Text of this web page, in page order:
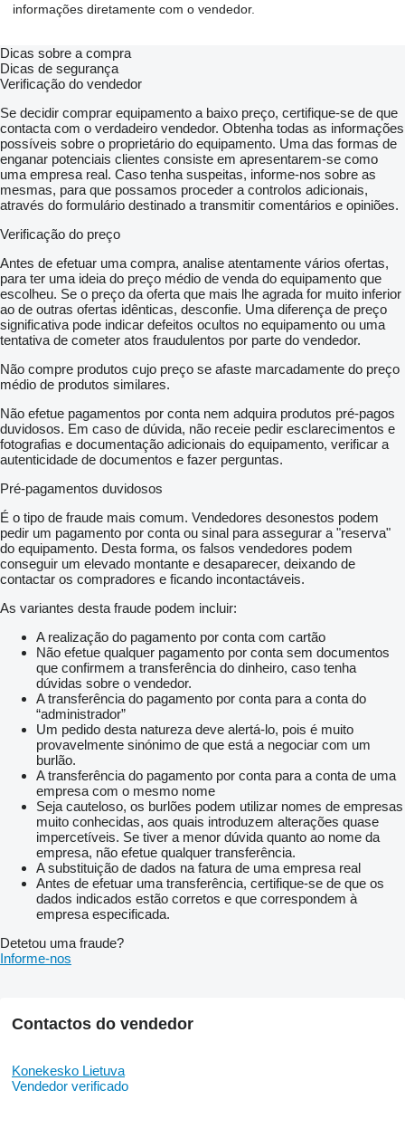
informações diretamente com o vendedor.
Dicas sobre a compra
Dicas de segurança
Verificação do vendedor
Se decidir comprar equipamento a baixo preço, certifique-se de que
contacta com o verdadeiro vendedor. Obtenha todas as informações
possíveis sobre o proprietário do equipamento. Uma das formas de
enganar potenciais clientes consiste em apresentarem-se como
uma empresa real. Caso tenha suspeitas, informe-nos sobre as
mesmas, para que possamos proceder a controlos adicionais,
através do formulário destinado a transmitir comentários e opiniões.
Verificação do preço
Antes de efetuar uma compra, analise atentamente vários ofertas,
para ter uma ideia do preço médio de venda do equipamento que
escolheu. Se o preço da oferta que mais lhe agrada for muito inferior
ao de outras ofertas idênticas, desconfie. Uma diferença de preço
significativa pode indicar defeitos ocultos no equipamento ou uma
tentativa de cometer atos fraudulentos por parte do vendedor.
Não compre produtos cujo preço se afaste marcadamente do preço
médio de produtos similares.
Não efetue pagamentos por conta nem adquira produtos pré-pagos
duvidosos. Em caso de dúvida, não receie pedir esclarecimentos e
fotografias e documentação adicionais do equipamento, verificar a
autenticidade de documentos e fazer perguntas.
Pré-pagamentos duvidosos
É o tipo de fraude mais comum. Vendedores desonestos podem
pedir um pagamento por conta ou sinal para assegurar a "reserva"
do equipamento. Desta forma, os falsos vendedores podem
conseguir um elevado montante e desaparecer, deixando de
contactar os compradores e ficando incontactáveis.
As variantes desta fraude podem incluir:
A realização do pagamento por conta com cartão
Não efetue qualquer pagamento por conta sem documentos
que confirmem a transferência do dinheiro, caso tenha
dúvidas sobre o vendedor.
A transferência do pagamento por conta para a conta do
“administrador”
Um pedido desta natureza deve alertá-lo, pois é muito
provavelmente sinónimo de que está a negociar com um
burlão.
A transferência do pagamento por conta para a conta de uma
empresa com o mesmo nome
Seja cauteloso, os burlões podem utilizar nomes de empresas
muito conhecidas, aos quais introduzem alterações quase
impercetíveis. Se tiver a menor dúvida quanto ao nome da
empresa, não efetue qualquer transferência.
A substituição de dados na fatura de uma empresa real
Antes de efetuar uma transferência, certifique-se de que os
dados indicados estão corretos e que correspondem à
empresa especificada.
Detetou uma fraude?
Informe-nos
Contactos do vendedor
Konekesko Lietuva
Vendedor verificado